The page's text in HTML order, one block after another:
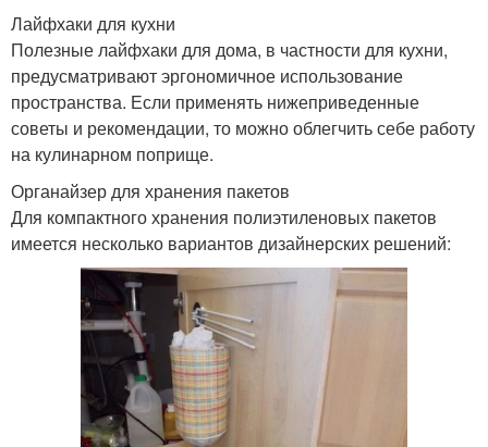
Лайфхаки для кухни
Полезные лайфхаки для дома, в частности для кухни,
предусматривают эргономичное использование
пространства. Если применять нижеприведенные
советы и рекомендации, то можно облегчить себе работу
на кулинарном поприще.
Органайзер для хранения пакетов
Для компактного хранения полиэтиленовых пакетов
имеется несколько вариантов дизайнерских решений: